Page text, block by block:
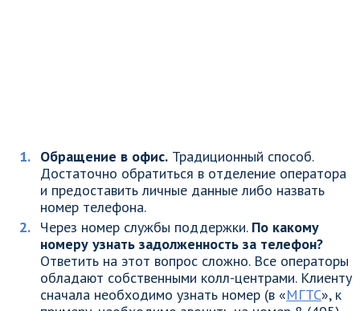
Обращение в офис. Традиционный способ.
Достаточно обратиться в отделение оператора
и предоставить личные данные либо назвать
номер телефона.
Через номер службы поддержки. По какому
номеру узнать задолженность за телефон?
Ответить на этот вопрос сложно. Все операторы
обладают собственными колл-центрами. Клиенту
сначала необходимо узнать номер (в «МГТС», к